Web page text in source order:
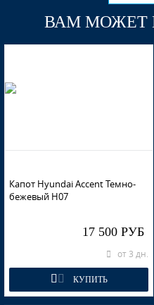
ВАМ МОЖЕТ
Капот Hyundai Accent Темно-
бежевый H07
17 500 РУБ
от 3 дн.
КУПИТЬ